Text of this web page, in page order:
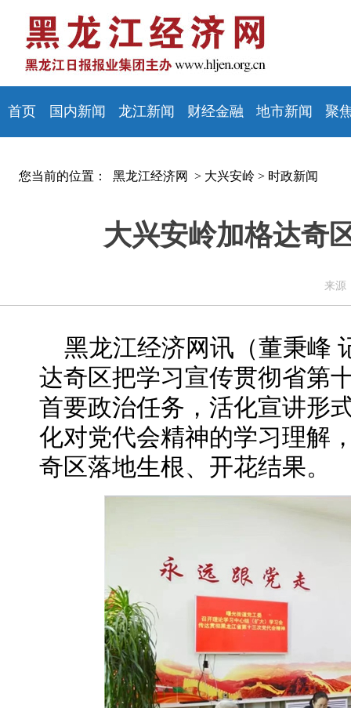
首页 国内新闻 龙江新闻 财经金融 地市新闻 聚
您当前的位置： 黑龙江经济网 > 大兴安岭 > 时政新闻
大兴安岭加格达奇
来源
黑龙江经济网讯（董秉峰
达奇区把学习宣传贯彻省第
首要政治任务，活化宣讲形
化对党代会精神的学习理解
奇区落地生根、开花结果。